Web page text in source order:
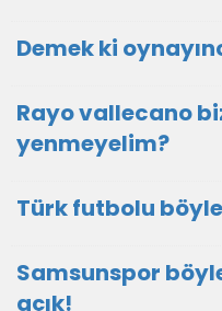
Demek ki
Rayo vallecano
yenmeyelim?
Türk futbolu
Samsunspor
açık!